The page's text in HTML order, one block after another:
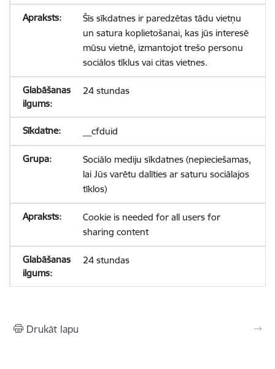
Šīs sīkdatnes ir paredzētas tādu vietņu
un satura koplietošanai, kas jūs interesē
mūsu vietnē, izmantojot trešo personu
sociālos tīklus vai citas vietnes.
24 stundas
__cfduid
Sociālo mediju sīkdatnes (nepieciešamas,
lai Jūs varētu dalīties ar saturu sociālajos
tīklos)
Cookie is needed for all users for
sharing content
24 stundas
Drukāt lapu